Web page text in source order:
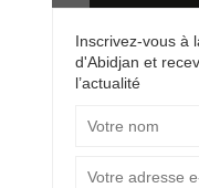
Inscrivez-vous à
d'Abidjan et
l’actualité